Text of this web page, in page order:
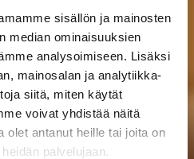
sisällön ja mainosten
median ominaisuuksien
analysoimiseen. Lisäksi
mainosalan ja analytiikka-
siitä, miten käytät
voivat yhdistää näitä
olet antanut heille tai joita on
palvelujaan.